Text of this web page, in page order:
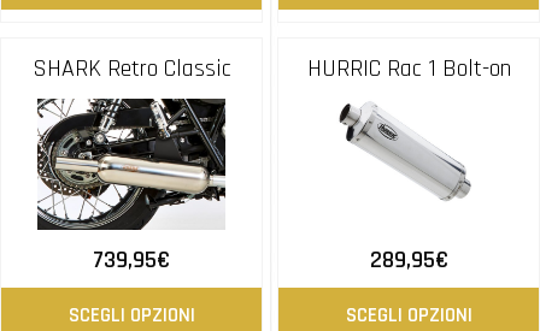
SHARK Retro Classic
739,95€
SCEGLI OPZIONI
HURRIC Rac 1 Bolt-on
289,95€
SCEGLI OPZIONI